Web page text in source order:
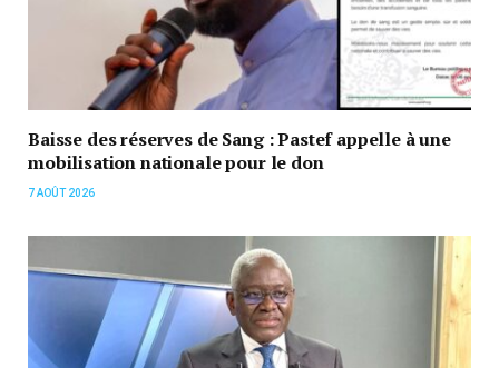
Baisse des réserves de Sang : Pastef appelle à une
mobilisation nationale pour le don
7 AOÛT 2026